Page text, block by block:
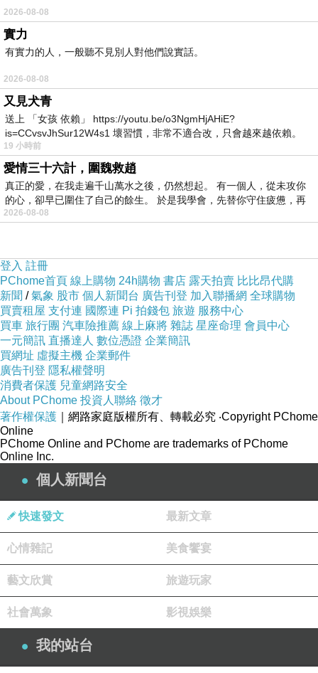
裝著兩個肉餡餅和一瓶飲料。我不知這是早餐還
是午餐？接過手來還覺得有點麻煩哩。不過在人
屋簷下，自己也不敢表示有任何的意見。
他們父女倆並没讓我多說，一人拉著一邊胳
膊硬往車上塞。悶熱裏被他們這樣用力的折騰
裡，個中之滋味實在不太好受。將我安頓好，車
子啟動聲音轟隆震耳，隨即噗噗聲中上路。車子
甫一離開飯店迅速跑出城外。上高速公路之後，
野風習習吹入帶走了一些熱氣。這時候凱薩琳叫
不想餓肚皮就得按照他們的指示去做。
長久歷練下之經驗告訴我，外出遊玩填飽肚
皮是第一要務。既然人家如此的殷勸，我就受命
先吃了它再說吧。說巧還真巧，剛吃完手中的牛
肉餡餅喝完飲料，車子已經來到古城遊園區的大
門口。凱薩琳將車子停好，自管理員手中取張停
車券，招招手便買票進園參觀去了。我們先去龐
培城考古局拜訪一位老教授，赫南德茲是老教授
的名字。七十開外的年紀，笑臉迎人滿面紅光，
此人年紀雖然有點大，但是說話中氣充沛聲
音宏亮。一口流利的牛津英語，硬是讓我佩服得
五體投地。他是麥里契歐尼父女上大學時的老教
授，在他引導下我們先去參觀「活體俑」。這些
活體俑是真人，他們是被火山爆發的岩漿所埋
沒。歷經千餘年之後，經由考古學者們的努力，
從原地底下將他挖掘出來的實體化石古物。其中
包括人、狗、動物和生活器具、以及一些原生動
2026-08-08
實力
有實力的人，一般聽不見別人對他們說實話。
2026-08-08
又見犬青
送上 「女孩 依賴」 https://youtu.be/o3NgmHjAHiE?
is=CCvsvJhSur12W4s1 壞習慣，非常不適合改，只會越來越依賴。
我害怕的
19 小時前
愛情三十六計，圍魏救趙
真正的愛，在我走遍千山萬水之後，仍然想起。 有一個人，從未攻你
的心，卻早已圍住了自己的餘生。 於是我學會，先替你守住疲憊，再
2026-08-08
登入 註冊
PChome首頁 線上購物 24h購物 書店 露天拍賣 比比昂代購
新聞 /氣象 股市 個人新聞台 廣告刊登 加入聯播網 全球購物
買賣租屋 支付連 國際連 Pi 拍錢包 旅遊 服務中心
買車 旅行團 汽車險推薦 線上麻將 雜誌 星座命理 會員中心
一元簡訊 直播達人 數位憑證 企業簡訊
買網址 虛擬主機 企業郵件
廣告刊登 隱私權聲明
消費者保護 兒童網路安全
About PChome 投資人聯絡 徵才
著作權保護 ｜網路家庭版權所有、轉載必究 ‧Copyright PChome
Online
PChome Online and PChome are trademarks of PChome
Online Inc.
個人新聞台
快速發文 最新文章
心情雜記 美食饗宴
藝文欣賞 旅遊玩家
社會萬象 影視娛樂
我的站台